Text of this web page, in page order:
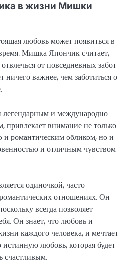
в жизни Мишки
любовь может появиться в
Мишка Япончик считает,
от повседневных забот
ничего важнее, чем заботиться о
и международно
привлекает внимание не только
романтическим обликом, но и
и отличным чувством
одиночкой, часто
отношениях. Он
всегда позволяет
Он знает, что любовь и
каждого человека, и мечтает
любовь, которая будет
счастливым.